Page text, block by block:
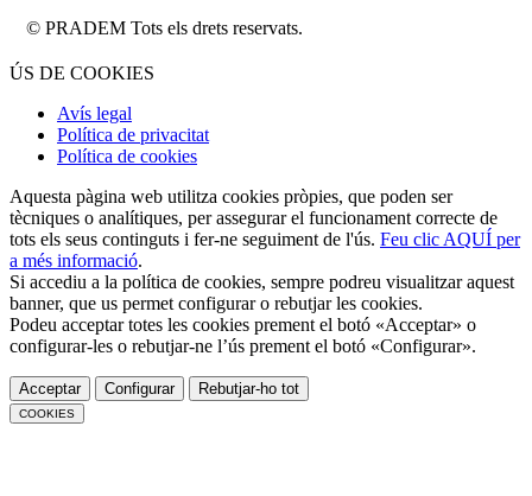
Tots els drets reservats.
ÚS DE COOKIES
Avís legal
Política de privacitat
Política de cookies
Aquesta pàgina web utilitza cookies pròpies, que poden ser
tècniques o analítiques, per assegurar el funcionament correcte de
tots els seus continguts i fer-ne seguiment de l'ús. Feu clic AQUÍ per
a més informació.
Si accediu a la política de cookies, sempre podreu visualitzar aquest
banner, que us permet configurar o rebutjar les cookies.
Podeu acceptar totes les cookies prement el botó «Acceptar» o
configurar-les o rebutjar-ne l’ús prement el botó «Configurar».
Acceptar Configurar Rebutjar-ho tot
COOKIES